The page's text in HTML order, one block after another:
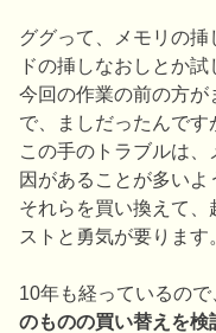
ググって、メモリの
ドの挿しなおしとか試
今回の作業の前の方
で、ましだったんです
この手のトラブルは
因があることが多いよ
それらを買い換えて、
ストと勇気が要りま
10年も経っているので
のものの買い替えを検